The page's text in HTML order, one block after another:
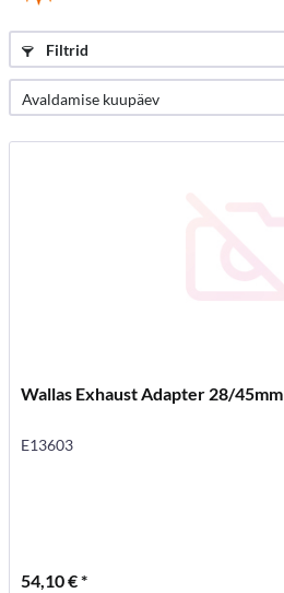
Filtrid
Wallas Exhaust Adapter 28/45mm
E13603
54,10 € *